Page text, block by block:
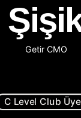
Getir CMO
C Level Club